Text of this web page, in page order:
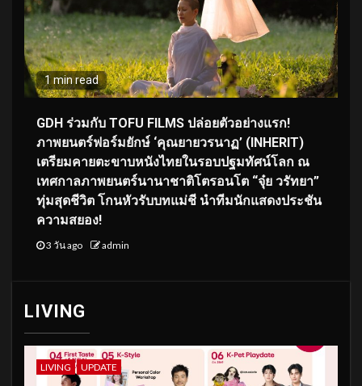
1 min read
GDH ร่วมกับ TOFU FILMS ปล่อยตัวอย่างแรก!
ภาพยนตร์ฟอร์มยักษ์ ‘คุณยายวรนาฏ’ (INHERIT)
เตรียมคายตะขาบหนังไทยในรอบปฐมทัศน์โลก ณ
เทศกาลภาพยนตร์นานาชาติโตรอนโต “จุ๋ย วรัทยา”
ทุ่มสุดชีวิต โกนหัวรับบทแม่ชี นำทีมนักแสดงประชัน
ความสยอง!
3 วัน ago admin
LIVING
LIVING UPDATE